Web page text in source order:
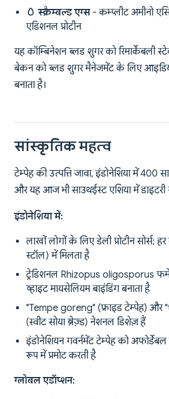
🥚 स्क्रैम्बल्ड एग्स - कम्प्लीट अमीनो
एडिशनल प्रोटीन
यह कॉम्बिनेशन ब्लड शुगर को रिमार्केबली
बेकन को ब्लड शुगर मैनेजमेंट के लिए
बनाता है।
सांस्कृतिक महत्व
टेम्पेह की उत्पत्ति जावा, इंडोनेशिया में 400
और यह आज भी साउथईस्ट एशिया में डाइटरी
इंडोनेशिया में:
लाखों लोगों के लिए डेली प्रोटीन सोर्स;
स्टॉल) में मिलता है
ट्रेडिशनल Rhizopus oligosporus
व्हाइट मायसेलियम बाइंडिंग बनाता है
"Tempe goreng" (फ्राइड टेम्पेह) और
(स्वीट सोया ब्रेज़्ड) नेशनल डिशेज़ हैं
इंडोनेशियन गवर्नमेंट टेम्पेह को अफोर्डेबल
रूप में प्रमोट करती है
ग्लोबल एडॉप्शन: